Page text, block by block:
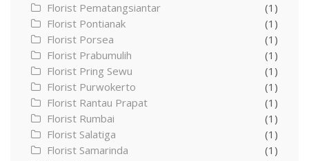
Florist Pematangsiantar
(1)
Florist Pontianak
(1)
Florist Porsea
(1)
Florist Prabumulih
(1)
Florist Pring Sewu
(1)
Florist Purwokerto
(1)
Florist Rantau Prapat
(1)
Florist Rumbai
(1)
Florist Salatiga
(1)
Florist Samarinda
(1)